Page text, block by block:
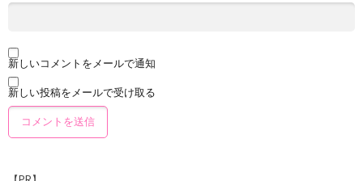
新しいコメントをメールで通知
新しい投稿をメールで受け取る